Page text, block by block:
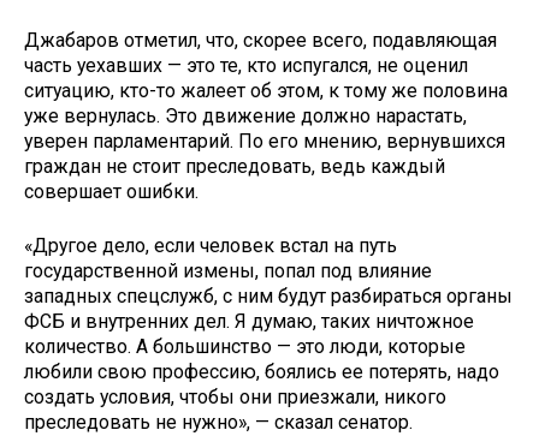
Джабаров отметил, что, скорее всего, подавляющая
часть уехавших — это те, кто испугался, не оценил
ситуацию, кто-то жалеет об этом, к тому же половина
уже вернулась. Это движение должно нарастать,
уверен парламентарий. По его мнению, вернувшихся
граждан не стоит преследовать, ведь каждый
совершает ошибки.
«Другое дело, если человек встал на путь
государственной измены, попал под влияние
западных спецслужб, с ним будут разбираться органы
ФСБ и внутренних дел. Я думаю, таких ничтожное
количество. А большинство — это люди, которые
любили свою профессию, боялись ее потерять, надо
создать условия, чтобы они приезжали, никого
преследовать не нужно», — сказал сенатор.